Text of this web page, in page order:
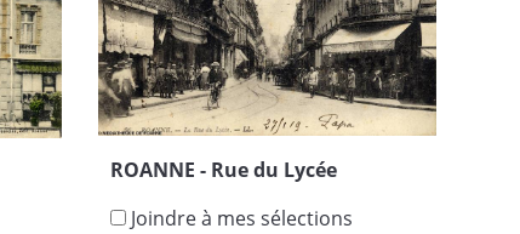
ROANNE - Rue du Lycée
Joindre à mes sélections